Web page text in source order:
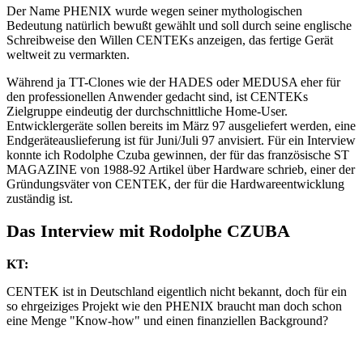
Der Name PHENIX wurde wegen seiner mythologischen
Bedeutung natürlich bewußt gewählt und soll durch seine englische
Schreibweise den Willen CENTEKs anzeigen, das fertige Gerät
weltweit zu vermarkten.
Während ja TT-Clones wie der HADES oder MEDUSA eher für
den professionellen Anwender gedacht sind, ist CENTEKs
Zielgruppe eindeutig der durchschnittliche Home-User.
Entwicklergeräte sollen bereits im März 97 ausgeliefert werden, eine
Endgeräteauslieferung ist für Juni/Juli 97 anvisiert. Für ein Interview
konnte ich Rodolphe Czuba gewinnen, der für das französische ST
MAGAZINE von 1988-92 Artikel über Hardware schrieb, einer der
Gründungsväter von CENTEK, der für die Hardwareentwicklung
zuständig ist.
Das Interview mit Rodolphe CZUBA
KT:
CENTEK ist in Deutschland eigentlich nicht bekannt, doch für ein
so ehrgeiziges Projekt wie den PHENIX braucht man doch schon
eine Menge "Know-how" und einen finanziellen Background?